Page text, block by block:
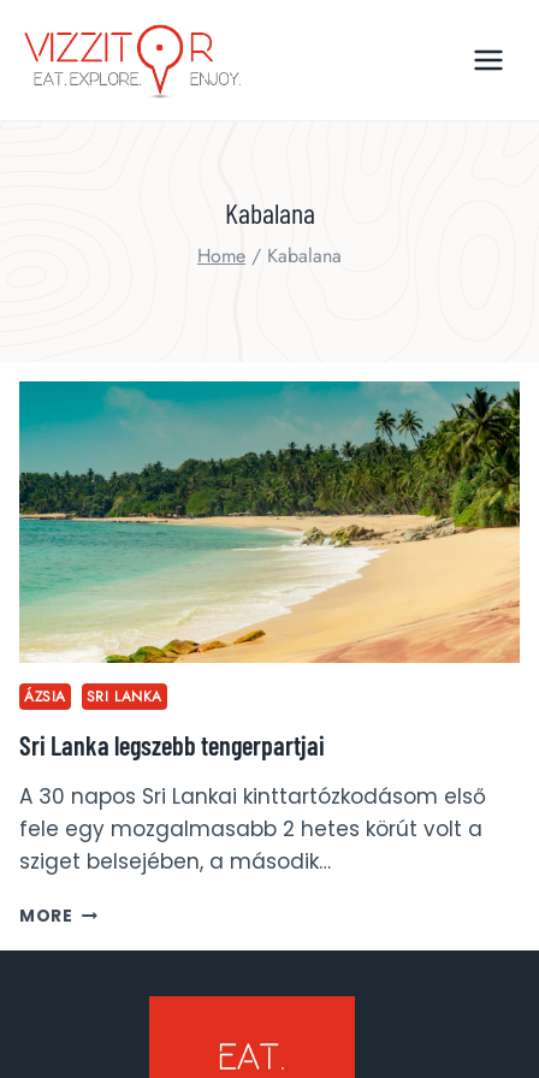
content
Kabalana
Home / Kabalana
ÁZSIA SRI LANKA
Sri Lanka legszebb tengerpartjai
A 30 napos Sri Lankai kinttartózkodásom első
fele egy mozgalmasabb 2 hetes körút volt a
sziget belsejében, a második…
MORE SRI